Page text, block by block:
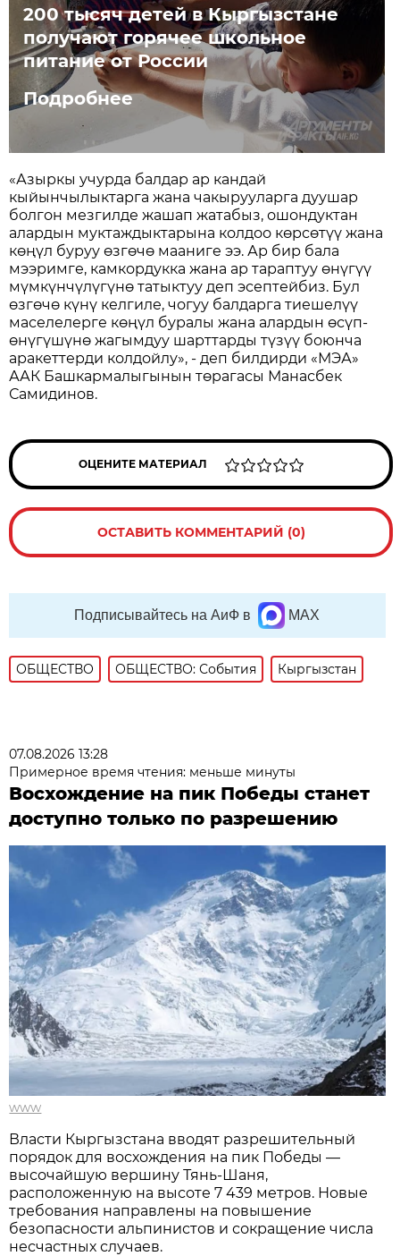
200 тысяч детей в Кыргызстане
получают горячее школьное
питание от России
Подробнее
«Азыркы учурда балдар ар кандай
кыйынчылыктарга жана чакырууларга дуушар
болгон мезгилде жашап жатабыз, ошондуктан
алардын муктаждыктарына колдоо көрсөтүү жана
көңүл буруу өзгөчө мааниге ээ. Ар бир бала
мээримге, камкордукка жана ар тараптуу өнүгүү
мүмкүнчүлүгүнө татыктуу деп эсептейбиз. Бул
өзгөчө күнү келгиле, чогуу балдарга тиешелүү
маселелерге көңүл буралы жана алардын өсүп-
өнүгүшүнө жагымдуу шарттарды түзүү боюнча
аракеттерди колдойлу», - деп билдирди «МЭА»
ААК Башкармалыгынын төрагасы Манасбек
Самидинов.
ОЦЕНИТЕ МАТЕРИАЛ
ОСТАВИТЬ КОММЕНТАРИЙ (0)
Подписывайтесь на АиФ в MAX
ОБЩЕСТВО ОБЩЕСТВО: События Кыргызстан
07.08.2026 13:28
Примерное время чтения: меньше минуты
Восхождение на пик Победы станет
доступно только по разрешению
www
Власти Кыргызстана вводят разрешительный
порядок для восхождения на пик Победы —
высочайшую вершину Тянь-Шаня,
расположенную на высоте 7 439 метров. Новые
требования направлены на повышение
безопасности альпинистов и сокращение числа
несчастных случаев.